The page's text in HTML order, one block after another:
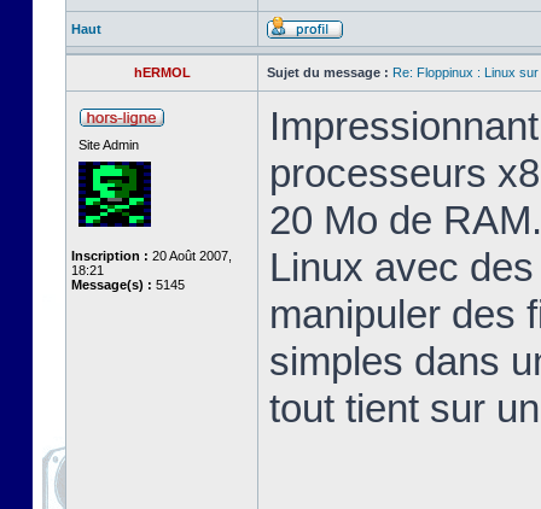
Haut
hERMOL Sujet du message : Re: Floppinux : Linux
Site Admin
Inscription : 20 Août 2007,
18:21
Message(s) : 5145
processeurs
20 Mo de
Linux avec
manipuler des
simples dans
tout tient sur